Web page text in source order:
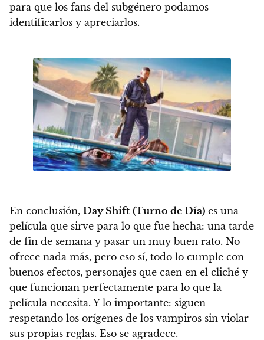
para que los fans del subgénero podamos
identificarlos y apreciarlos.
En conclusión, Day Shift (Turno de Día) es una
película que sirve para lo que fue hecha: una tarde
de fin de semana y pasar un muy buen rato. No
ofrece nada más, pero eso sí, todo lo cumple con
buenos efectos, personajes que caen en el cliché y
que funcionan perfectamente para lo que la
película necesita. Y lo importante: siguen
respetando los orígenes de los vampiros sin violar
sus propias reglas. Eso se agradece.